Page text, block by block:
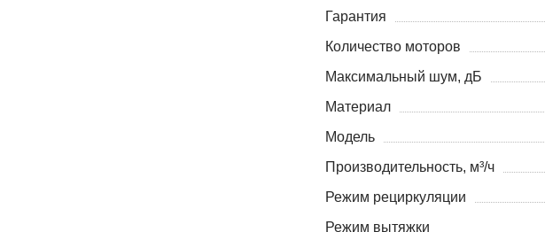
Гарантия
Количество моторов
Максимальный шум, дБ
Материал
Модель
Производительность, м³/ч
Режим рециркуляции
Режим вытяжки